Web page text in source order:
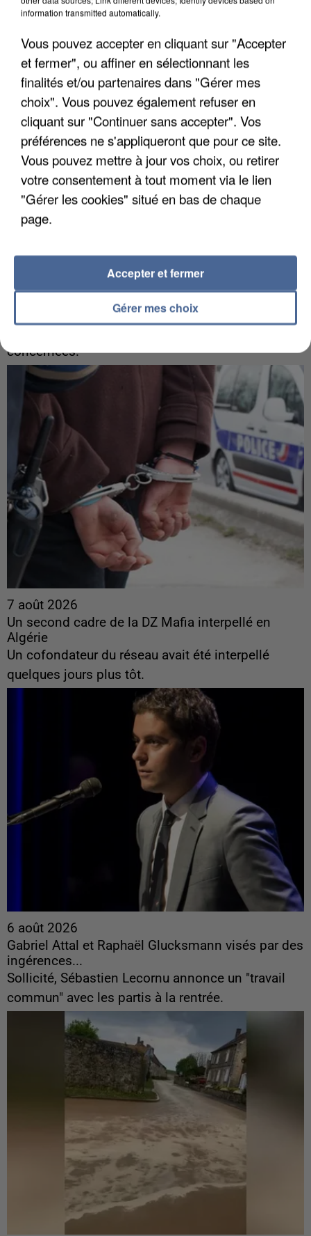
22 départements sont placés en vigilance orange
Les données de 300 000 clients dérobées à
Intermarché après une...
concernées.
7 août 2026
Un second cadre de la DZ Mafia interpellé en
Algérie
Un cofondateur du réseau avait été interpellé
quelques jours plus tôt.
6 août 2026
Gabriel Attal et Raphaël Glucksmann visés par des
ingérences...
Sollicité, Sébastien Lecornu annonce un "travail
commun" avec les partis à la rentrée.
information transmitted automatically.
Vous pouvez accepter en cliquant sur "Accepter
et fermer", ou affiner en sélectionnant les
finalités et/ou partenaires dans "Gérer mes
choix". Vous pouvez également refuser en
cliquant sur "Continuer sans accepter". Vos
préférences ne s'appliqueront que pour ce site.
Vous pouvez mettre à jour vos choix, ou retirer
votre consentement à tout moment via le lien
"Gérer les cookies" situé en bas de chaque
page.
Gérer mes choix
Accepter et fermer